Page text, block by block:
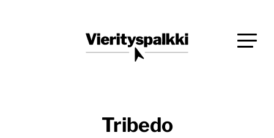
Vierityspalkki.fi
Tribedo